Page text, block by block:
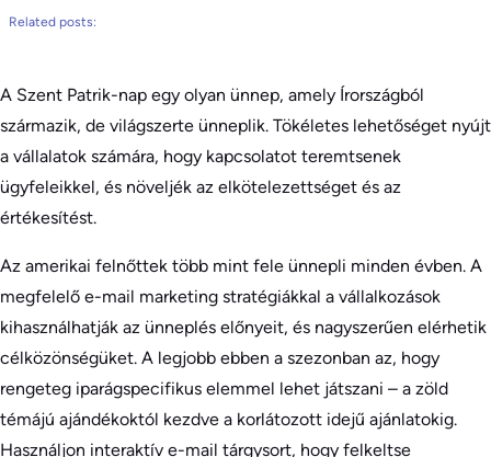
Related posts:
A Szent Patrik-nap egy olyan ünnep, amely Írországból
származik, de világszerte ünneplik. Tökéletes lehetőséget nyújt
a vállalatok számára, hogy kapcsolatot teremtsenek
ügyfeleikkel, és növeljék az elkötelezettséget és az
értékesítést.
Az amerikai felnőttek több mint fele ünnepli minden évben. A
megfelelő e-mail marketing stratégiákkal a vállalkozások
kihasználhatják az ünneplés előnyeit, és nagyszerűen elérhetik
célközönségüket. A legjobb ebben a szezonban az, hogy
rengeteg iparágspecifikus elemmel lehet játszani – a zöld
témájú ajándékoktól kezdve a korlátozott idejű ajánlatokig.
Használjon interaktív e-mail tárgysort, hogy felkeltse